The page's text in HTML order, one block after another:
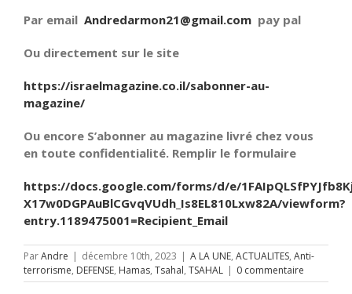
Par email Andredarmon21@gmail.com pay pal
Ou directement sur le site
https://israelmagazine.co.il/sabonner-au-
magazine/
Ou encore S’abonner au magazine livré chez vous
en toute confidentialité. Remplir le formulaire
https://docs.google.com/forms/d/e/
X17w0DGPAuBlCGvqVUdh_Is8EL810Lxw82A/viewform?
entry.1189475001=Recipient_Email
ParAndre | décembre 10th, 2023 | A LA UNE, ACTUALITES, Anti-
terrorisme, DEFENSE, Hamas, Tsahal, TSAHAL | 0 commentaire